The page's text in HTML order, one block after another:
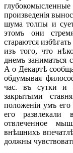
произведенія
шума толпы и
этомъ они
стараются
изъ того, что
днемъ
А о Декартѣ
обдумывая
час. въ сутки и
закрытыми
положеніи умъ
его развлекали
отвлеченное
внѣшнихъ
должны